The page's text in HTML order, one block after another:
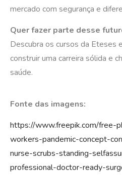
mercado com segurança e
Quer fazer parte desse
Descubra os cursos da Eteses e
construir uma carreira sólida e
saúde.
Fonte das imagens:
https://www.freepik.com/free-
workers-pandemic-concept-
nurse-scrubs-standing-
professional-doctor-ready-